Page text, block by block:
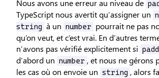
Nous avons une erreur au niveau de
TypeScript nous avertit qu’assigner un
string à un number
pourrait ne pas
qu’on veut, et c’est vrai. En d’autres
n’avons pas vérifié explicitement si
d’abord un number , et nous ne gérons
les cas où on envoie un string , alors